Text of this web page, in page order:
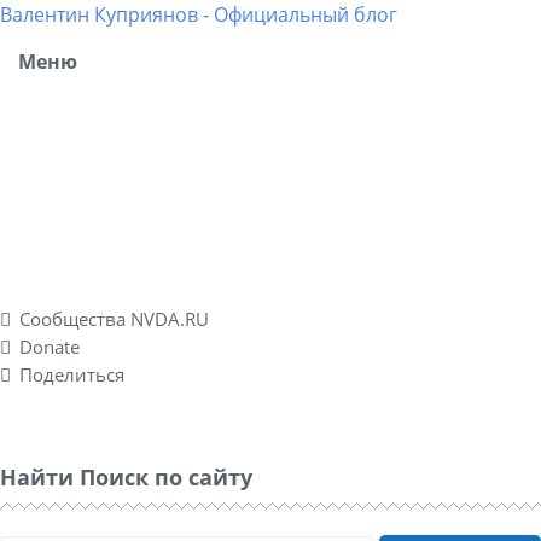
Валентин Куприянов - Официальный блог
Меню
Сообщества NVDA.RU
Donate
Поделиться
Найти Поиск по сайту